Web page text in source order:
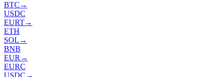
BTC →
USDC
EURT→
ETH
SOL →
BNB
EUR →
EURC